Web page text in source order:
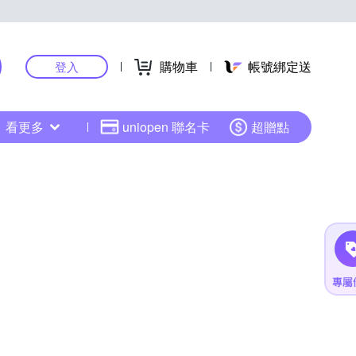
登入 購物車 帳號綁定送
看更多 uniopen 聯名卡 超贈點